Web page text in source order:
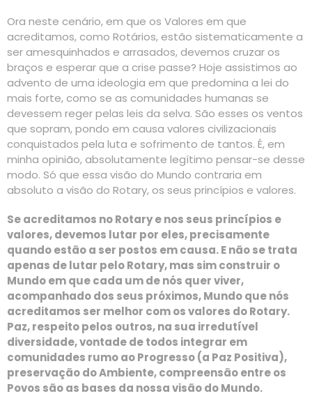
Ora neste cenário, em que os Valores em que
acreditamos, como Rotários, estão sistematicamente a
ser amesquinhados e arrasados, devemos cruzar os
braços e esperar que a crise passe? Hoje assistimos ao
advento de uma ideologia em que predomina a lei do
mais forte, como se as comunidades humanas se
devessem reger pelas leis da selva. São esses os ventos
que sopram, pondo em causa valores civilizacionais
conquistados pela luta e sofrimento de tantos. É, em
minha opinião, absolutamente legítimo pensar-se desse
modo. Só que essa visão do Mundo contraria em
absoluto a visão do Rotary, os seus princípios e valores.
Se acreditamos no Rotary e nos seus princípios e
valores, devemos lutar por eles, precisamente
quando estão a ser postos em causa. E não se trata
apenas de lutar pelo Rotary, mas sim construir o
Mundo em que cada um de nós quer viver,
acompanhado dos seus próximos, Mundo que nós
acreditamos ser melhor com os valores do Rotary.
Paz, respeito pelos outros, na sua irredutível
diversidade, vontade de todos integrar em
comunidades rumo ao Progresso (a Paz Positiva),
preservação do Ambiente, compreensão entre os
Povos são as bases da nossa visão do Mundo.